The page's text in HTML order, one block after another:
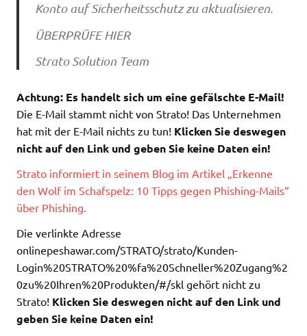
Konto auf Sicherheitsschutz zu aktualisieren.
ÜBERPRÜFE HIER
Strato Solution Team
Achtung: Es handelt sich um eine gefälschte E-Mail!
Die E-Mail stammt nicht von Strato! Das Unternehmen
hat mit der E-Mail nichts zu tun! Klicken Sie deswegen
nicht auf den Link und geben Sie keine Daten ein!
Strato informiert in seinem Blog im Artikel „Erkenne
den Wolf im Schafspelz: 10 Tipps gegen Phishing-Mails“
über Phishing.
Die verlinkte Adresse
onlinepeshawar.com/STRATO/strato/Kunden-
Login%20STRATO%20%fa%20Schneller%20Zugang%2
0zu%20Ihren%20Produkten/#/skl gehört nicht zu
Strato! Klicken Sie deswegen nicht auf den Link und
geben Sie keine Daten ein!